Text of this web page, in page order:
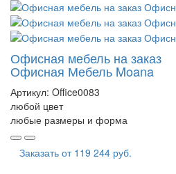
Офисная мебель на заказ
Офисная Мебель Moana
Артикул: Office0083
любой цвет
любые размеры и форма
Заказать от 119 244 руб.